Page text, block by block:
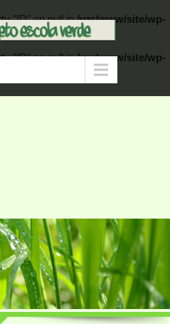
"ID" on null in/var/www/site/wp-
389
"ID" on null in/var/www/site/wp-